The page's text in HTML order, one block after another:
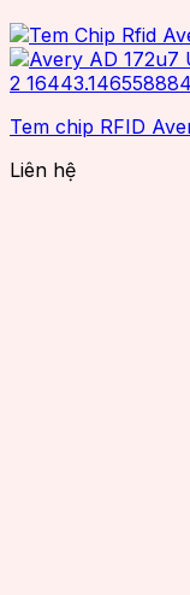
Tem chip RFID
Liên hệ